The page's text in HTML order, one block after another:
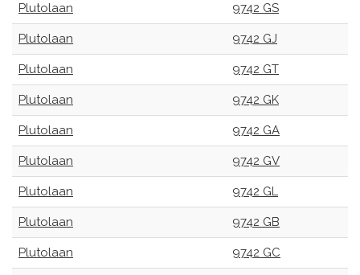
Plutolaan 9742 GS
Plutolaan 9742 GJ
Plutolaan 9742 GT
Plutolaan 9742 GK
Plutolaan 9742 GA
Plutolaan 9742 GV
Plutolaan 9742 GL
Plutolaan 9742 GB
Plutolaan 9742 GC